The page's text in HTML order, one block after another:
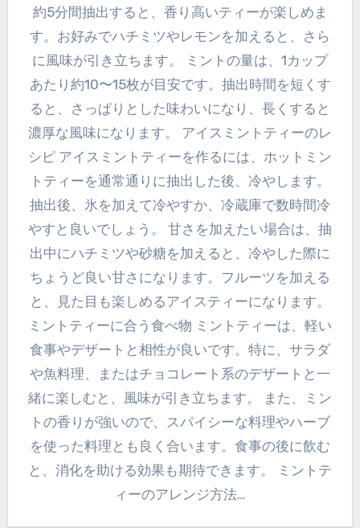
約5分間抽出すると、香り高いティーが楽しめま
す。お好みでハチミツやレモンを加えると、さら
に風味が引き立ちます。 ミントの量は、1カップ
あたり約10〜15枚が目安です。抽出時間を短くす
ると、さっぱりとした味わいになり、長くすると
濃厚な風味になります。 アイスミントティーのレ
シピ アイスミントティーを作るには、ホットミン
トティーを通常通りに抽出した後、冷やします。
抽出後、氷を加えて冷やすか、冷蔵庫で数時間冷
やすと良いでしょう。 甘さを加えたい場合は、抽
出中にハチミツや砂糖を加えると、冷やした際に
ちょうど良い甘さになります。フルーツを加える
と、見た目も楽しめるアイスティーになります。
ミントティーに合う食べ物 ミントティーは、軽い
食事やデザートと相性が良いです。特に、サラダ
や魚料理、またはチョコレート系のデザートと一
緒に楽しむと、風味が引き立ちます。 また、ミン
トの香りが強いので、スパイシーな料理やハーブ
を使った料理とも良く合います。食事の後に飲む
と、消化を助ける効果も期待できます。 ミントテ
ィーのアレンジ方法…